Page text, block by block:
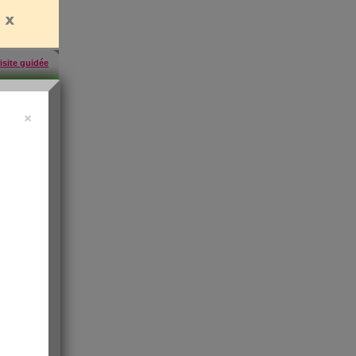
guidée
inscrites
infos
×